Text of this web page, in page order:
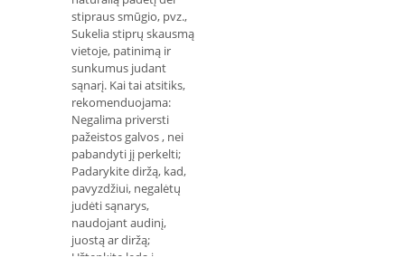
stipraus smūgio, pvz.,
Sukelia stiprų skausmą
vietoje, patinimą ir
sunkumus judant
sąnarį. Kai tai atsitiks,
rekomenduojama:
Negalima priversti
pažeistos galvos , nei
pabandyti jį perkelti;
Padarykite diržą, kad,
pavyzdžiui, negalėtų
judėti sąnarys,
naudojant audinį,
juostą ar diržą;
Užtepkite ledą į